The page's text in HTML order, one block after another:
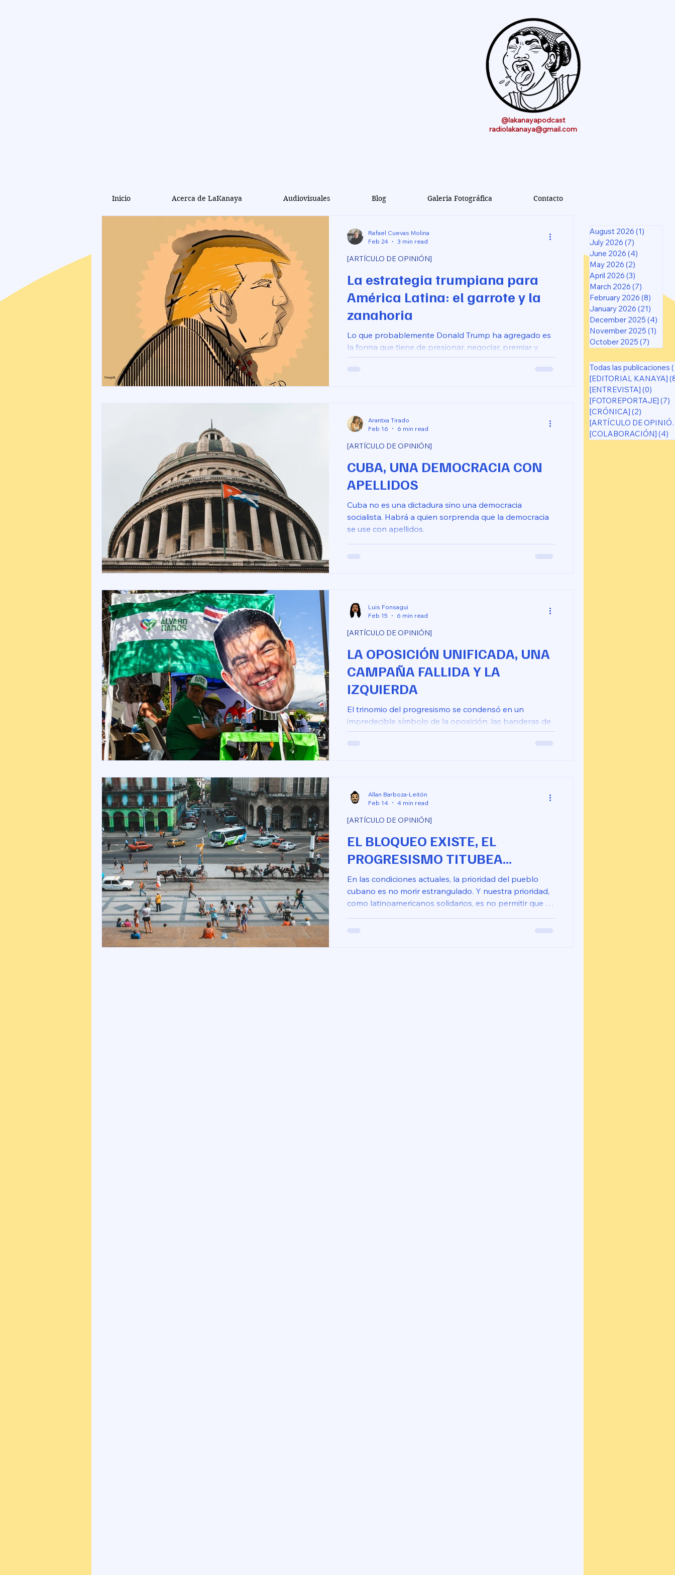
@lakanayapodcast
radiolakanaya@gmail.com
Inicio Acerca de LaKanaya Audiovisuales Blog Galeria Fotográfica Contacto
La estrategia trumpiana para
América Latina: el garrote y la
zanahoria
Lo que probablemente Donald Trump ha agregado es
la forma que tiene de presionar, negociar, premiar y
castigar: cuando se encuentra con un oponente con el
que considera que debe utilizar el garrote lo presiona al
[ARTÍCULO DE OPINIÓN]
Rafael Cuevas Molina
Feb 24
3 min read
CUBA, UNA DEMOCRACIA CON
APELLIDOS
Cuba no es una dictadura sino una democracia
socialista. Habrá a quien sorprenda que la democracia
se use con apellidos.
[ARTÍCULO DE OPINIÓN]
Arantxa Tirado
Feb 16
6 min read
LA OPOSICIÓN UNIFICADA, UNA
CAMPAÑA FALLIDA Y LA
IZQUIERDA
El trinomio del progresismo se condensó en un
impredecible símbolo de la oposición: las banderas de
Liberación Nacional, la Coalición Agenda Ciudadana y
el Frente Amplio convertidas en una sola bandera.
representan para mucha gente.
[ARTÍCULO DE OPINIÓN]
Luis Fonsagui
Feb 15
6 min read
EL BLOQUEO EXISTE, EL
PROGRESISMO TITUBEA...
En las condiciones actuales, la prioridad del pueblo
cubano es no morir estrangulado. Y nuestra prioridad,
como latinoamericanos solidarios, es no permitir que lo
[ARTÍCULO DE OPINIÓN]
Allan Barboza-Leitón
Feb 14
4 min read
August 2026 (1)
July 2026 (7)
June 2026 (4)
May 2026 (2)
April 2026 (3)
March 2026 (7)
February 2026 (8) 8
January 2026 (21)
December 2025 (4)
November 2025 (1)
October 2025 (7)
Todas las publicaciones (65)
[EDITORIAL KANAYA]
[ENTREVISTA] (0)
[FOTOREPORTAJE] (7)
[CRÓNICA] (2)
[COLABORACIÓN] (4)